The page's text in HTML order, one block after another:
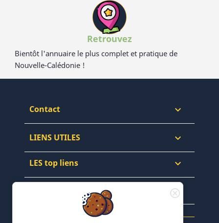
Retrouvez
Bientôt l'annuaire le plus complet et pratique de
Nouvelle-Calédonie !
Contact 
LIENS UTILES 
LES top liens 
NEWSLETTERS & WEB 